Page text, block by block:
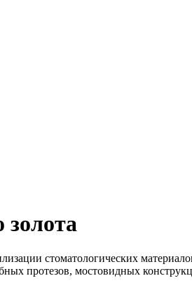
золота
стоматологических
протезов, мостовидных